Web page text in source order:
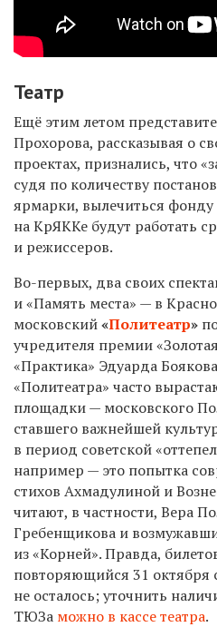
Театр
Ещё этим летом
Прохорова, рассказывая о
проектах, признались, что
судя по количеству
ярмарки, вылечиться фонду
на КрЯККе будут работать
и режиссеров.
Во-первых, два своих
и «Память места» — в
московский«Политеатр»
учредителя премии
«Практика» Эдуарда
«Политеатра» часто
площадки — московского
ставшего важнейшей
в период советской
например — это попытка
стихов Ахмадулиной и
читают, в частности, Вера
Гребенщикова и
из «Корней». Правда,
повторяющийся 31 октября
не осталось; уточнить
ТЮЗа можно в кассе театра.